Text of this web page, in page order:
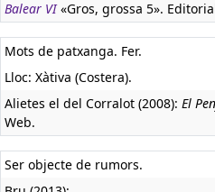
Balear VI«Gros, grossa 5».
Mots de patxanga. Fer.
Lloc: Xàtiva (Costera).
Alietes el del Corralot (2008): El
Web.
Ser objecte de rumors.